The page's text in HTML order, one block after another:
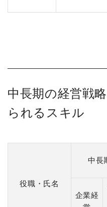
中長期の経営戦
られるスキル
役職・氏名
中長
企業経